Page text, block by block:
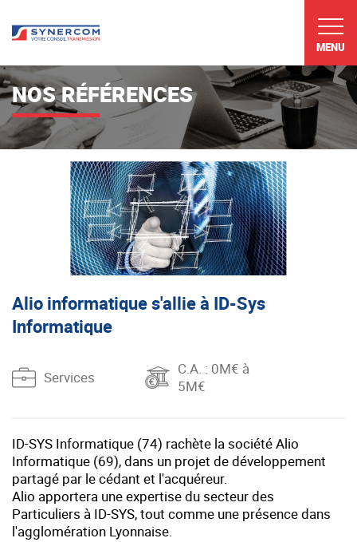
MENU
NOS RÉFÉRENCES
Alio informatique s'allie à ID-Sys
Informatique
Services C.A. : 0M€ à
5M€
ID-SYS Informatique (74) rachète la société Alio
Informatique (69), dans un projet de développement
partagé par le cédant et l'acquéreur.
Alio apportera une expertise du secteur des
Particuliers à ID-SYS, tout comme une présence dans
l'agglomération Lyonnaise.